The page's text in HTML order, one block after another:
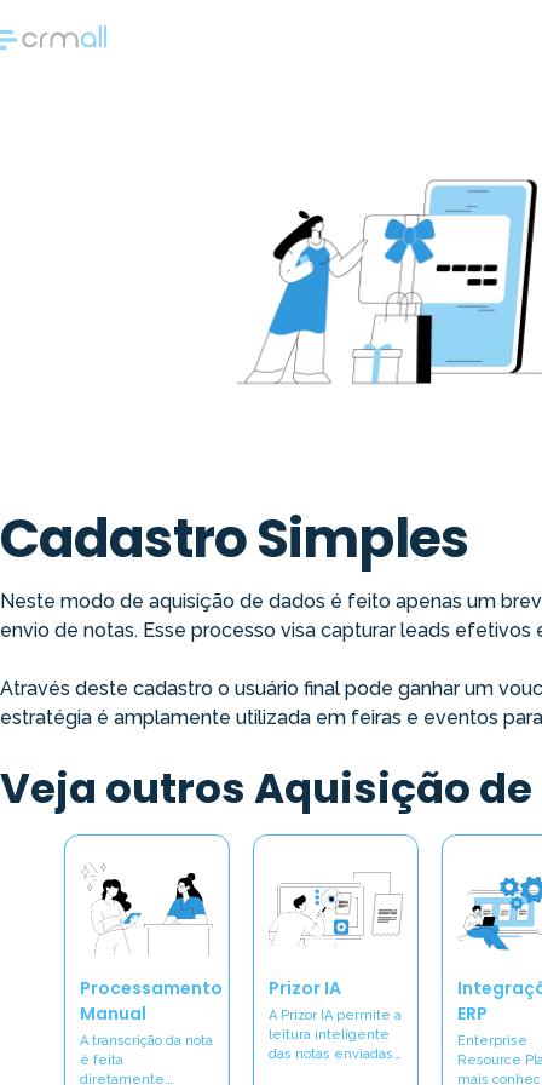
Cadastro Simples
Neste modo de aquisição de dados é feito apenas um
envio de notas. Esse processo visa capturar leads efetivos
Através deste cadastro o usuário final pode ganhar um
estratégia é amplamente utilizada em feiras e eventos
Veja outros Aquisição de
Processamento
Manual
A transcrição da nota
é feita
diretamente…
Prizor IA
A Prizor IA permite a
leitura inteligente
das notas enviadas…
ERP
Enterprise
Resource
mais